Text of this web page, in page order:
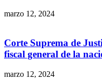
marzo 12, 2024
Corte Suprema de
fiscal general de la
marzo 12, 2024